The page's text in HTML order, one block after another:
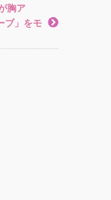
胸ア
ブ」をモ